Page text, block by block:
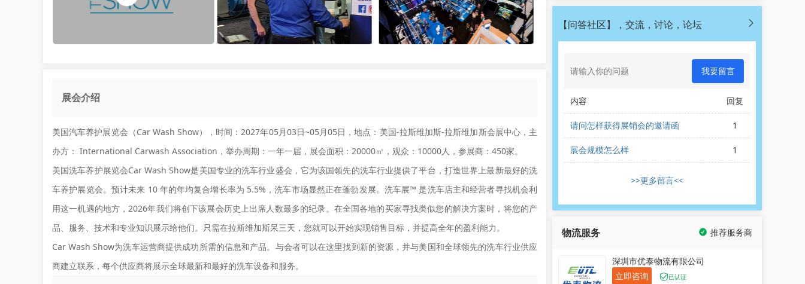
展会介绍
美国汽车养护展览会（Car Wash Show），时间：2027年05月03日~05月05日，地点：美国-拉斯维加斯-拉斯维加斯会展中心，主
办方： International Carwash Association，举办周期：一年一届，展会面积：20000㎡，观众：10000人，参展商：450家。
美国洗车养护展览会Car Wash Show是美国专业的洗车行业盛会，它为该国领先的洗车行业提供了平台，打造世界上最新最好的洗
车养护展览会。预计未来 10 年的年均复合增长率为 5.5%，洗车市场显然正在蓬勃发展。洗车展™ 是洗车店主和经营者寻找机会利
用这一机遇的地方，2026年我们将创下该展会历史上出席人数最多的纪录。在全国各地的买家寻找类似您的解决方案时，将您的产
品、服务、技术和专业知识展示给他们。只需在拉斯维加斯呆三天，您就可以开始实现销售目标，并提高全年的盈利能力。
Car Wash Show为洗车运营商提供成功所需的信息和产品。与会者可以在这里找到新的资源，并与美国和全球领先的洗车行业供应
商建立联系，每个供应商将展示全球最新和最好的洗车设备和服务。
【问答社区】，交流，讨论，论坛
我要留言
内容 回复
请问怎样获得展销会的邀请函 1
展会规模怎么样 1
>>更多留言<<
物流服务 推荐服务商
深圳市优泰物流有限公司
立即咨询
已认证